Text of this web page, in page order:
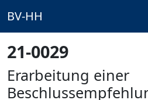
BV-HH
21-0029
Erarbeitung einer